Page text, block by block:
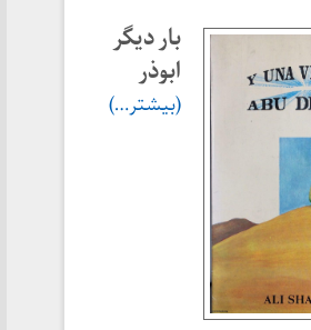
بار دیگر
ابوذر
(بیشتر…)